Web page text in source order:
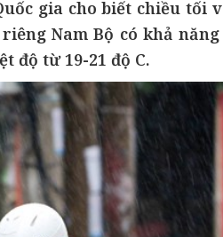
gia cho biết chiều tối
Nam Bộ có khả
độ từ 19-21 độ C.